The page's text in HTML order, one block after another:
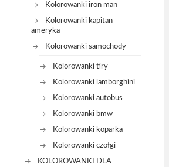
Kolorowanki iron man
Kolorowanki kapitan
ameryka
Kolorowanki samochody
Kolorowanki tiry
Kolorowanki lamborghini
Kolorowanki autobus
Kolorowanki bmw
Kolorowanki koparka
Kolorowanki czołgi
KOLOROWANKI DLA